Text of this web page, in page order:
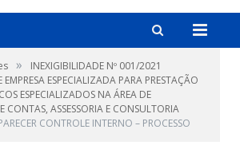
»
INEXIGIBILIDADE Nº 001/2021
ESPECIALIZADA PARA PRESTAÇÃO
ESPECIALIZADOS NA ÁREA DE
CONTAS, ASSESSORIA E CONSULTORIA
CONTROLE INTERNO – PROCESSO